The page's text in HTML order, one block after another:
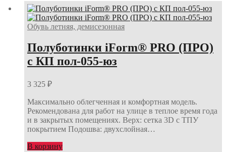
Обувь летняя, демисезонная
Полуботинки iForm® PRO (ПРО)
с КП пол-055-юз
3 325 ₽
Максимально облегченная и комфортная модель.
Рекомендована для работ на улице в теплое время года
и в закрытых помещениях. Верх: сетка 3D с ТПУ
покрытием Подошва: двухслойная…
В корзину